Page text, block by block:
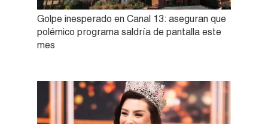
Golpe inesperado en Canal 13: aseguran que
polémico programa saldría de pantalla este
mes